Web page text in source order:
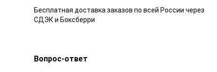
Бесплатная доставка заказов по всей России через
СДЭК и Боксберри
Вопрос-ответ